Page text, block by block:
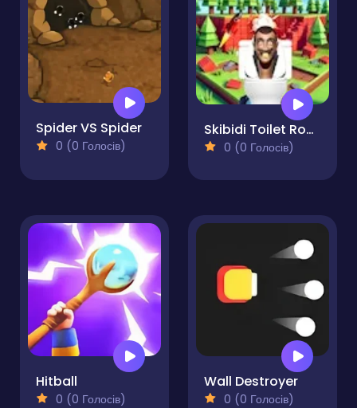
Spider VS Spider
0 (0 Голосів)
Skibidi Toilet Rocket Launcher
0 (0 Голосів)
Hitball
0 (0 Голосів)
Wall Destroyer
0 (0 Голосів)